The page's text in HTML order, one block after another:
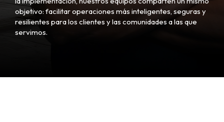
objetivo: facilitar operaciones más inteligentes, seguras y
resilientes para los clientes y las comunidades a las que
servimos.